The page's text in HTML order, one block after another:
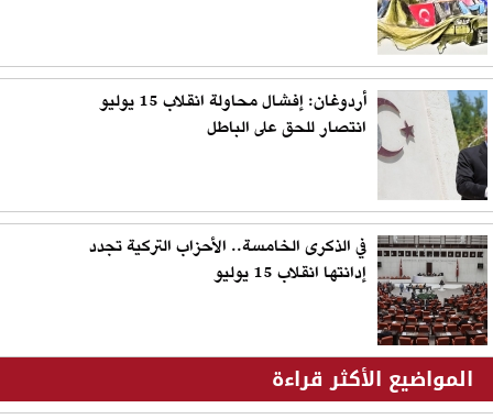
أردوغان: إفشال محاولة انقلاب 15 يوليو
انتصار للحق على الباطل
في الذكرى الخامسة.. الأحزاب التركية تجدد
إدانتها انقلاب 15 يوليو
المواضيع الأكثر قراءة